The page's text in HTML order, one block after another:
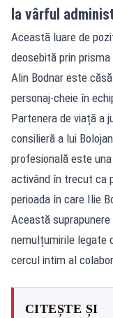
la vârful
Această luare de
deosebită prin
Alin Bodnar este
personaj-cheie în
Partenera de viață a
consilieră a lui
profesională este
activând în trecut ca
perioada în care Ilie
Această
nemulțumirile legate
cercul intim al
CITEȘTE ȘI